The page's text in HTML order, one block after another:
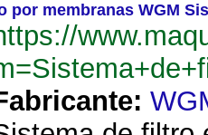
por membranas WGM